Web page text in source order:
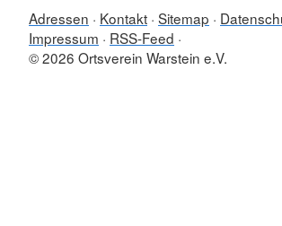
Adressen Kontakt Sitemap
Impressum
RSS-Feed
© 2026 Ortsverein Warstein e.V.